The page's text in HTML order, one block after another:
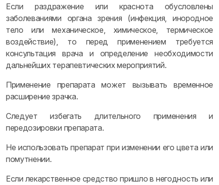
Если раздражение или краснота обусловлены
заболеваниями органа зрения (инфекция, инородное
тело или механическое, химическое, термическое
воздействие), то перед применением требуется
консультация врача и определение необходимости
дальнейших терапевтических мероприятий.
Применение препарата может вызывать временное
расширение зрачка.
Следует избегать длительного применения и
передозировки препарата.
Не использовать препарат при изменении его цвета или
помутнении.
Если лекарственное средство пришло в негодность или